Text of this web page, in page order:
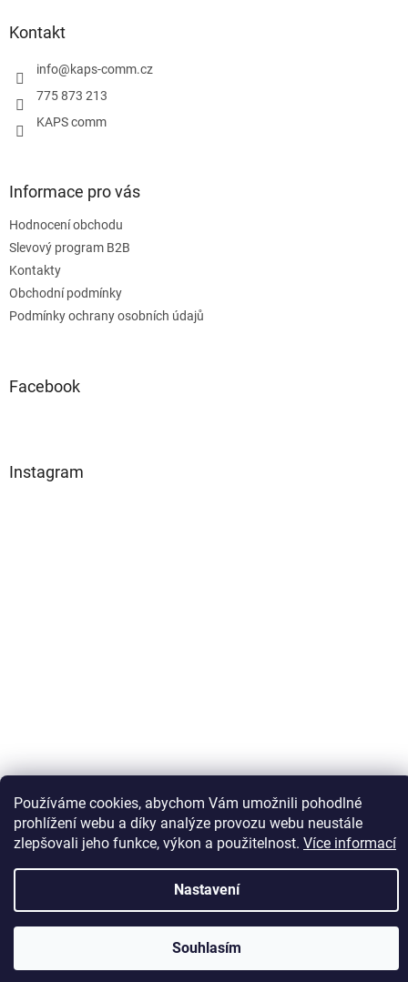
Používáme cookies, abychom Vám umožnili pohodlné
prohlížení webu a díky analýze provozu webu neustále
zlepšovali jeho funkce, výkon a použitelnost. Více informací
Nastavení
Souhlasím
Kontakt
info@kaps-comm.cz
775 873 213
KAPS comm
Informace pro vás
Hodnocení obchodu
Slevový program B2B
Kontakty
Obchodní podmínky
Podmínky ochrany osobních údajů
Facebook
Instagram
Sledovat na Instagramu
Copyright 2026Kaps comm. Všechna práva vyhrazena.